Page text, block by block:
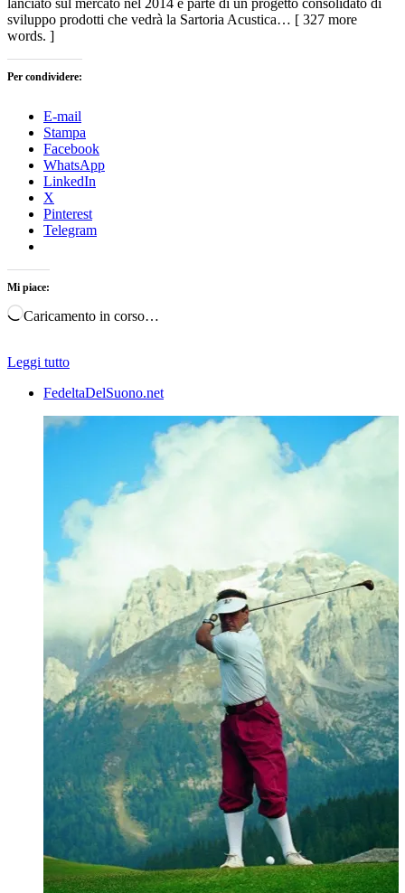
sviluppo prodotti che vedrà la Sartoria Acustica… [ 327 more
words. ]
Per condividere:
E-mail
Stampa
Facebook
WhatsApp
LinkedIn
X
Pinterest
Telegram
Mi piace:
Caricamento in corso…
Leggi tutto
FedeltaDelSuono.net